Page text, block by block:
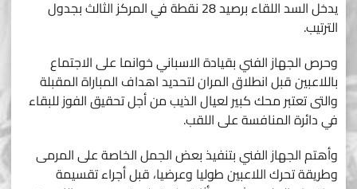
يدخل السد اللقاء برصيد 28 نقطة في المركز الثالث بجدول
الترتيب.
وحرص الجهاز الفني بقيادة الاسباني خوانما على الاجتماع
باللاعبين قبل انطلاق المران لتحديد اهداف المباراة المقبلة
والتى تعتبر محك كبير لعيال الذيب من أجل تحقيق الفوز للبقاء
في دائرة المنافسة على اللقب.
وأهتم الجهاز الفني بتنفيذ بعض الجمل الخاصة على المرمى
وطريقة تحرك اللاعبين طوليا وعرضيا، قبل أجراء تقسيمة